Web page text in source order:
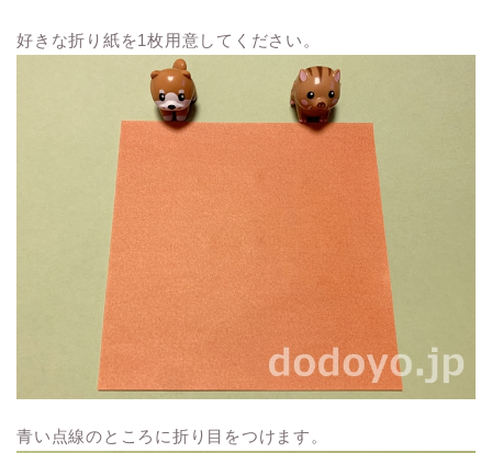
好きな折り紙を1枚用意してください。
青い点線のところに折り目をつけます。